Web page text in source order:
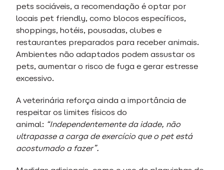
pets sociáveis, a recomendação é optar por
locais pet friendly, como blocos específicos,
shoppings, hotéis, pousadas, clubes e
restaurantes preparados para receber animais.
Ambientes não adaptados podem assustar os
pets, aumentar o risco de fuga e gerar estresse
excessivo.
A veterinária reforça ainda a importância de
respeitar os limites físicos do
animal: “Independentemente da idade, não
ultrapasse a carga de exercício que o pet está
acostumado a fazer”.